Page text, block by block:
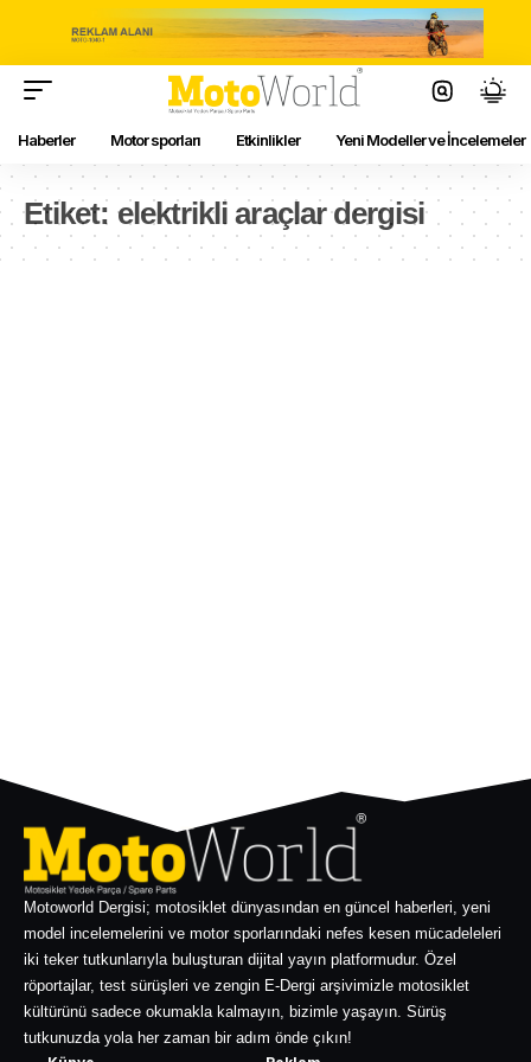
Haberler Motor sporları Etkinlikler Yeni Modeller ve İncelemeler
Etiket: elektrikli araçlar dergisi
Motoworld Dergisi; motosiklet dünyasından en güncel haberleri, yeni
model incelemelerini ve motor sporlarındaki nefes kesen mücadeleleri
iki teker tutkunlarıyla buluşturan dijital yayın platformudur. Özel
röportajlar, test sürüşleri ve zengin E-Dergi arşivimizle motosiklet
kültürünü sadece okumakla kalmayın, bizimle yaşayın. Sürüş
tutkunuzda yola her zaman bir adım önde çıkın!